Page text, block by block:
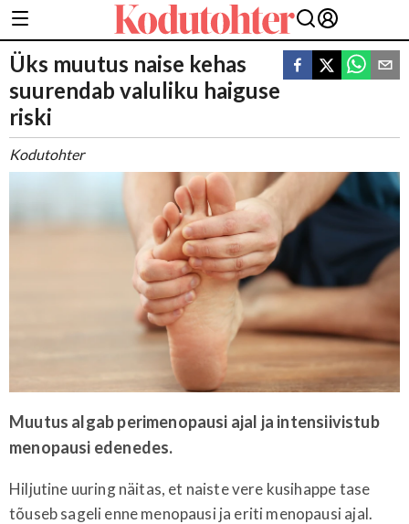
Üks muutus naise kehas
suurendab valuliku haiguse
riski
Kodutohter
Muutus algab perimenopausi ajal ja intensiivistub
menopausi edenedes.
Hiljutine uuring näitas, et naiste vere kusihappe tase
tõuseb sageli enne menopausi ja eriti menopausi ajal.